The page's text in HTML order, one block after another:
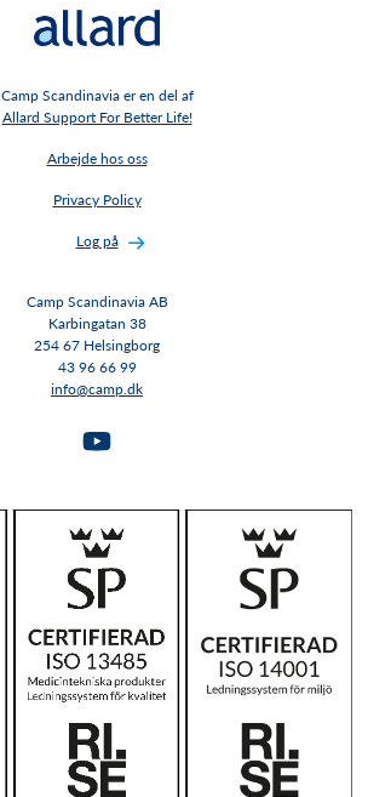
Camp Scandinavia er en del af
Allard Support For Better Life!
Arbejde hos oss
Privacy Policy
Log på
Camp Scandinavia AB
Karbingatan 38
254 67 Helsingborg
43 96 66 99
info@camp.dk